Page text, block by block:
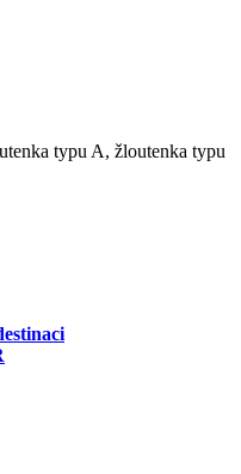
typu A, žloutenka typu